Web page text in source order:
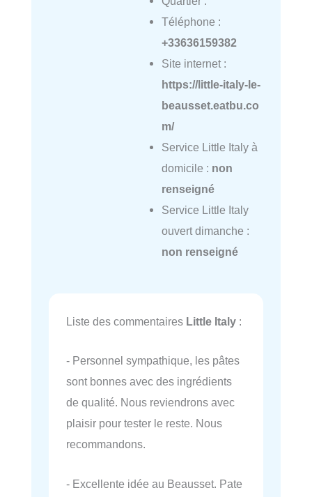
Téléphone :
+33636159382
Site internet :
https://little-italy-le-
beausset.eatbu.co
m/
Service Little Italy à
domicile : non
renseigné
Service Little Italy
ouvert dimanche :
non renseigné
Liste des commentaires Little Italy :
- Personnel sympathique, les pâtes
sont bonnes avec des ingrédients
de qualité. Nous reviendrons avec
plaisir pour tester le reste. Nous
recommandons.
- Excellente idée au Beausset. Pate